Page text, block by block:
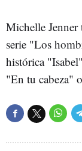
Michelle
serie "Los
histórica
"En tu cabeza"